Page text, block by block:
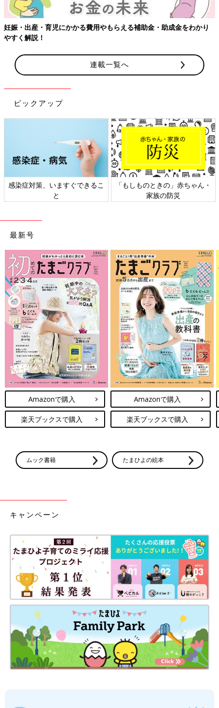
妊娠・出産・育児にかかる費用やもらえる補助金・助成金をわかり
やすく解説！
連載一覧へ
ピックアップ
感染症対策、いますぐできるこ
と
「もしものときの」赤ちゃん・
家族の防災
最新号
Amazonで購入
楽天ブックスで購入
Amazonで購入
楽天ブックスで購入
ムック書籍 たまひよの絵本
キャンペーン